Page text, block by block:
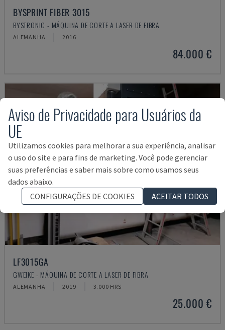
BYSPRINT FIBER 3015
BYSTRONIC - MÁQUINA DE CORTE A LASER DE FIBRA
ALEMANHA 2016
84.000 €
LF3015GA
GWEIKE - MÁQUINA DE CORTE A LASER DE FIBRA
ALEMANHA 2019 3.000 HRS
25.000 €
Aviso de Privacidade para Usuários da
UE
Utilizamos cookies para melhorar a sua experiência, analisar
o uso do site e para fins de marketing. Você pode gerenciar
suas preferências e saber mais sobre como usamos seus
dados abaixo.
CONFIGURAÇÕES DE COOKIES
ACEITAR TODOS